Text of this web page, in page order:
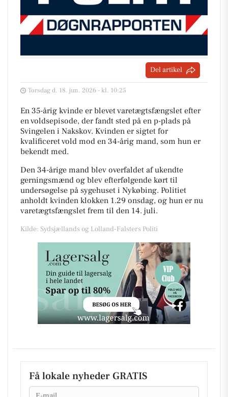
Del artikel
Torsdag d. 18. jun. 2026 - kl. 10:25
En 35-årig kvinde er blevet varetægtsfængslet efter
en voldsepisode, der fandt sted på en p-plads på
Svingelen i Nakskov. Kvinden er sigtet for
kvalificeret vold mod en 34-årig mand, som hun er
bekendt med.
Den 34-årige mand blev overfaldet af ukendte
gerningsmænd og blev efterfølgende kørt til
undersøgelse på sygehuset i Nykøbing. Politiet
anholdt kvinden klokken 1.29 onsdag, og hun er nu
varetægtsfængslet frem til den 14. juli.
Kilde: Sydsjællands og Lolland-Falsters Politi
Få lokale nyheder GRATIS
Email